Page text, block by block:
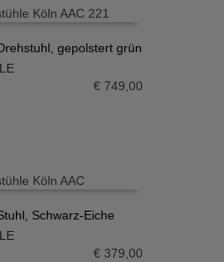
gepolstert grün
€ 749,00
Schwarz-Eiche
€ 379,00